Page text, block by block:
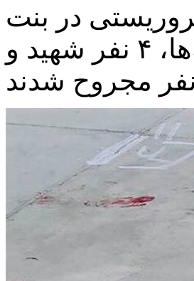
در بنت
نیکشهر پس از برگزاری مراسم شور عاطفه‌ها، ۴ نفر شهید و